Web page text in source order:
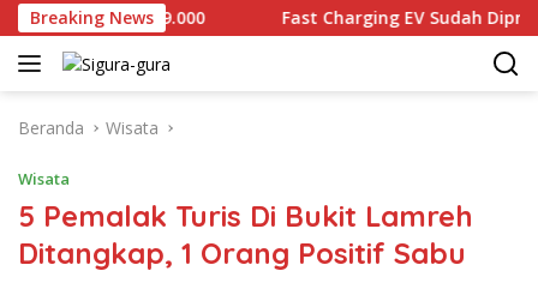
Langsung
ke
konten
Breaking News
Rp2.679.000 Fast Charging EV Sudah Diproduksi
Beranda Wisata
Wisata
5 Pemalak Turis Di Bukit Lamreh
Ditangkap, 1 Orang Positif Sabu